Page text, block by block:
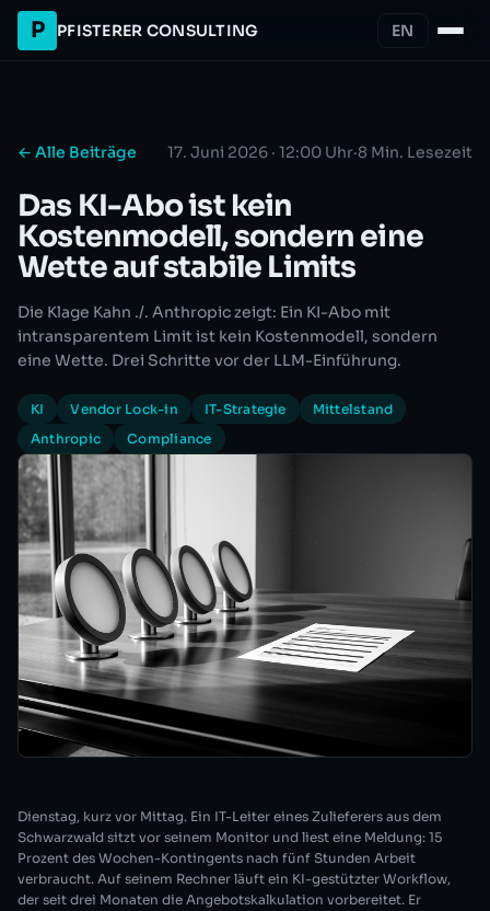
P PFISTERER CONSULTING EN
← Alle Beiträge 17. Juni 2026 · 12:00 Uhr·8 Min. Lesezeit
Das KI-Abo ist kein
Kostenmodell, sondern eine
Wette auf stabile Limits
Die Klage Kahn ./. Anthropic zeigt: Ein KI-Abo mit
intransparentem Limit ist kein Kostenmodell, sondern
eine Wette. Drei Schritte vor der LLM-Einführung.
KI Vendor Lock-in IT-Strategie
Mittelstand
Anthropic
Compliance
Dienstag, kurz vor Mittag. Ein IT-Leiter eines Zulieferers aus dem
Schwarzwald sitzt vor seinem Monitor und liest eine Meldung: 15
Prozent des Wochen-Kontingents nach fünf Stunden Arbeit
verbraucht. Auf seinem Rechner läuft ein KI-gestützter Workflow,
der seit drei Monaten die Angebotskalkulation vorbereitet. Er